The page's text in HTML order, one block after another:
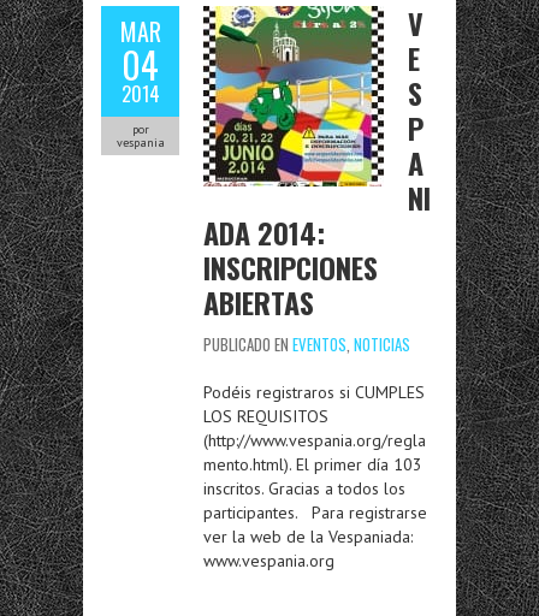
MAR
04
2014
por
vespania
V
E
S
P
A
NI
ADA 2014:
INSCRIPCIONES
ABIERTAS
PUBLICADO EN EVENTOS, NOTICIAS
Podéis registraros si CUMPLES
LOS REQUISITOS
(http://www.vespania.org/regla
mento.html). El primer día 103
inscritos. Gracias a todos los
participantes. Para registrarse
ver la web de la Vespaniada:
www.vespania.org